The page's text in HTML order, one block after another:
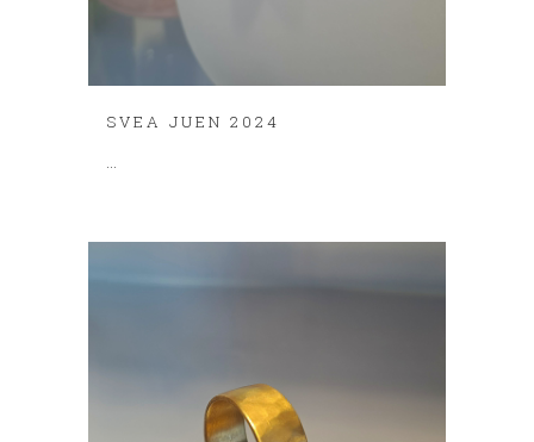
SVEA JUEN 2024
...